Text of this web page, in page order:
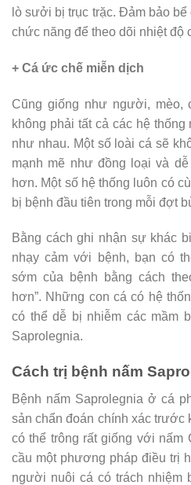
lò sưởi bị trục trặc. Đảm bảo
chức năng để theo dõi nhiệt độ
+ Cá ức chế miễn dịch
Cũng giống như người, mèo,
không phải tất cả các hệ
như nhau. Một số loài cá sẽ
mạnh mẽ như đồng loại và
hơn. Một số hệ thống luôn có
bị bệnh đầu tiên trong mỗi đợt
Bằng cách ghi nhận sự khác
nhạy cảm với bệnh, bạn có
sớm của bệnh bằng cách
hơn”. Những con cá có hệ
có thể dễ bị nhiễm các mầm
Saprolegnia.
Cách trị bệnh nấm
Bệnh nấm Saprolegnia ở cá
sản chẩn đoán chính xác trước
có thể trông rất giống với nấm
cầu một phương pháp điều trị
người nuôi cá có trách nhiệm